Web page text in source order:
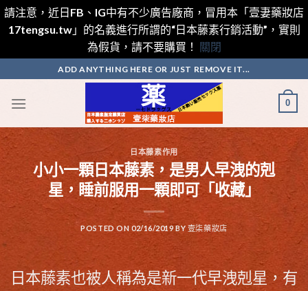
請注意，近日FB、IG中有不少廣告廠商，冒用本「壹妻藥妝店
17tengsu.tw」的名義進行所謂的“日本藤素行銷活動”，實則
為假貨，請不要購買！ 關閉
to
content
ADD ANYTHING HERE OR JUST REMOVE IT...
0
日本藤素作用
小小一顆日本藤素，是男人早洩的剋
星，睡前服用一顆即可「收藏」
POSTED ON 02/16/2019BY 壹柒藥妝店
日本藤素也被人稱為是新一代早洩剋星，有